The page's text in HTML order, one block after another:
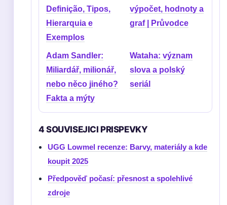
Definição, Tipos,
Hierarquia e
Exemplos
výpočet, hodnoty a
graf | Průvodce
Adam Sandler:
Miliardář, milionář,
nebo něco jiného?
Fakta a mýty
Wataha: význam
slova a polský
seriál
4 SOUVISEJICI PRISPEVKY
UGG Lowmel recenze: Barvy, materiály a kde
koupit 2025
Předpověď počasí: přesnost a spolehlivé
zdroje